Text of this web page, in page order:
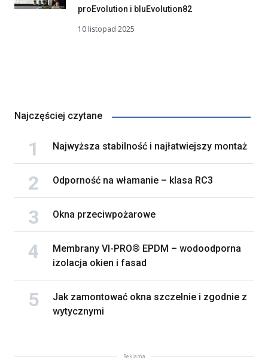
proEvolution i bluEvolution82
10 listopad 2025
Najczęściej czytane
Najwyższa stabilność i najłatwiejszy montaż
Odporność na włamanie – klasa RC3
Okna przeciwpożarowe
Membrany VI-PRO® EPDM – wodoodporna
izolacja okien i fasad
Jak zamontować okna szczelnie i zgodnie z
wytycznymi
Reklama